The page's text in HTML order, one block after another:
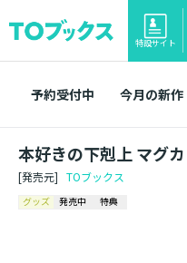
特設サイト
予約受付中 今月の新作
本好きの下剋上 マグ
[発売元] TOブックス
グッズ 発売中 特典